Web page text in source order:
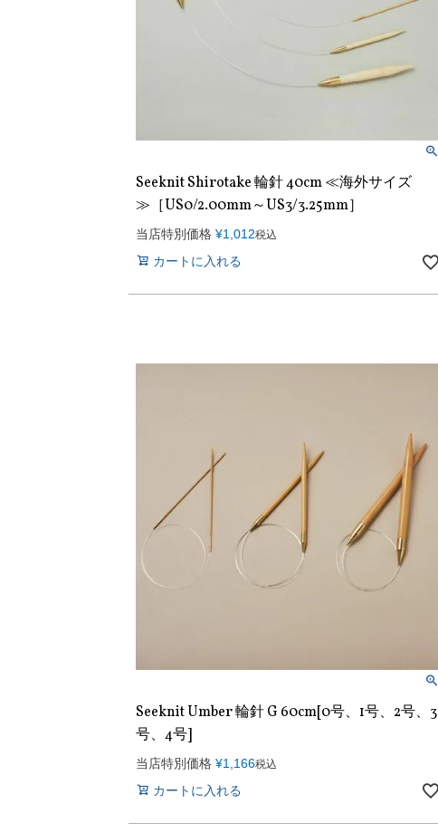
Seeknit Shirotake 輪針 40cm ≪海外サイズ
≫［US0/2.00mm～US3/3.25mm］
当店特別価格 ¥1,012税込
カートに入れる
Seeknit Umber 輪針 G 60cm[0号、1号、2号、3
号、4号]
当店特別価格 ¥1,166税込
カートに入れる